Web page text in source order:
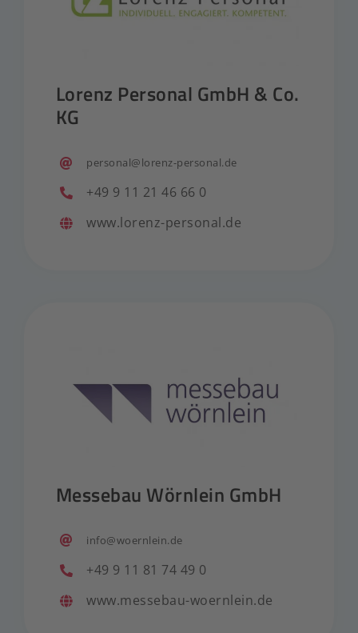
Lorenz Personal GmbH & Co.
KG
personal@lorenz-personal.de
+49 9 11 21 46 66 0
www.lorenz-personal.de
Messebau Wörnlein GmbH
info@woernlein.de
+49 9 11 81 74 49 0
www.messebau-woernlein.de